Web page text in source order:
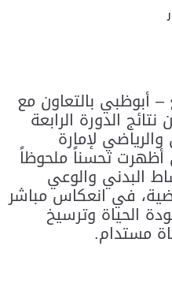
– أبوظبي بالتعاون مع
الدورة الرابعة
لإمارة
2025، والتي أظهرت تحسناً ملحوظاً
البدني والوعي
في انعكاس مباشر
الحياة وترسيخ
مستدام.